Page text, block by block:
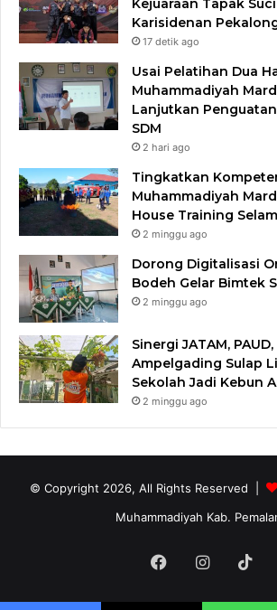
Kejuaraan Tapak
Karisidenan
17 detik ago
Usai Pelatihan Dua
Muhammadiyah
Lanjutkan
SDM
2 hari ago
Tingkatkan
Muhammadiyah
House Training
2 minggu ago
Dorong Digitalisasi
Bodeh Gelar Bimtek
2 minggu ago
Sinergi JATAM,
Ampelgading Sulap
Sekolah Jadi Kebun
2 minggu ago
© Copyright 2026, All Rights Reserved |
Muhammadiyah Kab.
FacebookInstagram